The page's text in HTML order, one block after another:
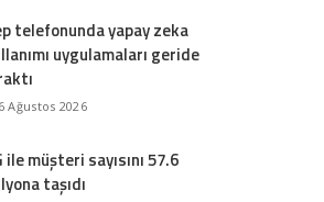
telefonunda yapay zeka
uygulamaları geride
6 Ağustos 2026
ile müşteri sayısını 57.6
taşıdı